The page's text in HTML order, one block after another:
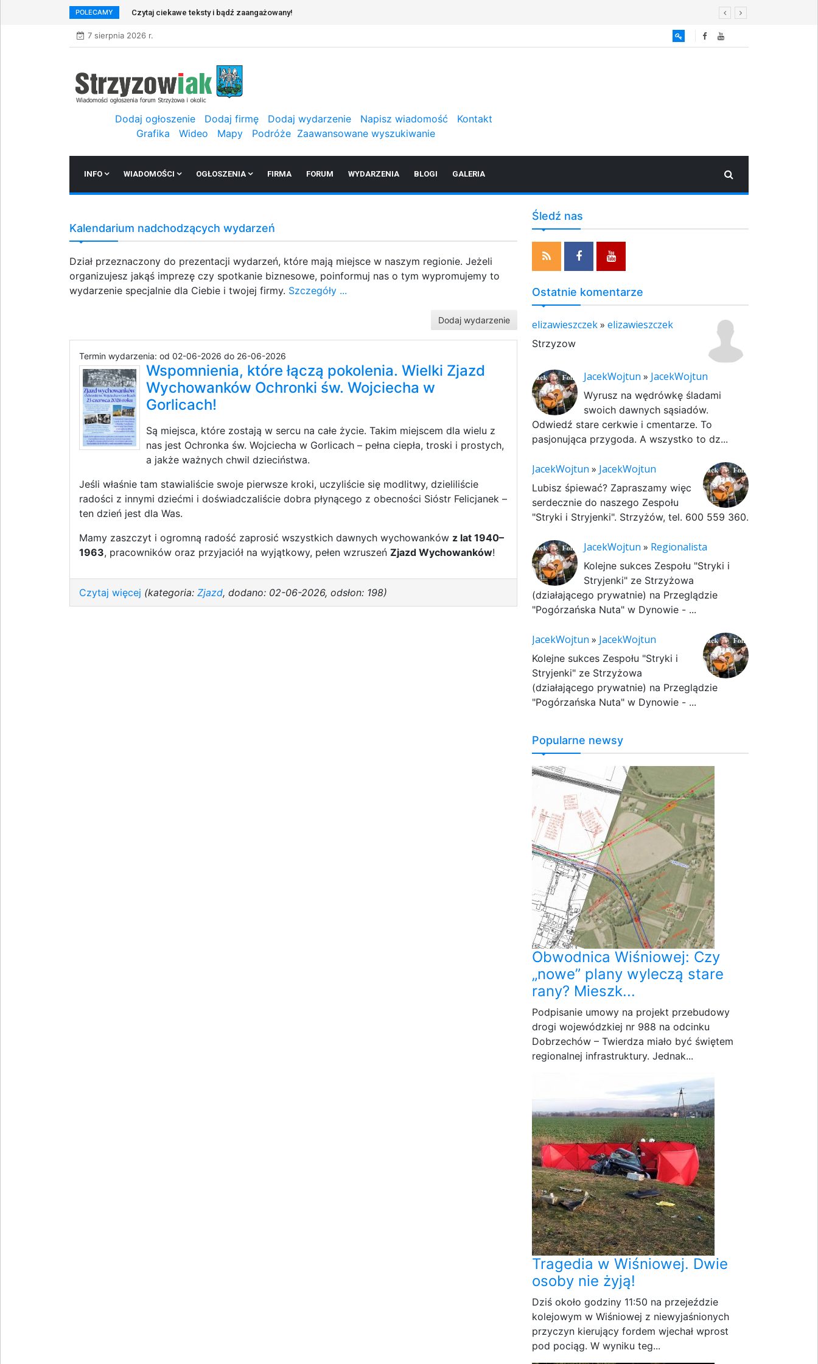
POLECAMY Czytaj ciekawe teksty i bądź zaangażowany!
7 sierpnia 2026 r.
Dodaj ogłoszenie Dodaj firmę Dodaj wydarzenie Napisz wiadomość
Kontakt
Grafika
Wideo Mapy Podróże Zaawansowane wyszukiwanie
INFO WIADOMOŚCI OGŁOSZENIA FIRMA FORUM WYDARZENIA BLOGI GALERIA
Kalendarium nadchodzących wydarzeń
Dział przeznaczony do prezentacji wydarzeń, które mają miejsce w naszym regionie. Jeżeli
organizujesz jakąś imprezę czy spotkanie biznesowe, poinformuj nas o tym wypromujemy to
wydarzenie specjalnie dla Ciebie i twojej firmy. Szczegóły ...
Dodaj wydarzenie
Termin wydarzenia: od 02-06-2026 do 26-06-2026
Wspomnienia, które łączą pokolenia. Wielki Zjazd
Wychowanków Ochronki św. Wojciecha w
Gorlicach!
Są miejsca, które zostają w sercu na całe życie. Takim miejscem dla wielu z
nas jest Ochronka św. Wojciecha w Gorlicach – pełna ciepła, troski i prostych,
a jakże ważnych chwil dzieciństwa.
Jeśli właśnie tam stawialiście swoje pierwsze kroki, uczyliście się modlitwy, dzieliliście
radości z innymi dziećmi i doświadczaliście dobra płynącego z obecności Sióstr Felicjanek –
ten dzień jest dla Was.
Mamy zaszczyt i ogromną radość zaprosić wszystkich dawnych wychowanków z lat 1940–
1963, pracowników oraz przyjaciół na wyjątkowy, pełen wzruszeń Zjazd Wychowanków!
Czytaj więcej (kategoria: Zjazd, dodano: 02-06-2026, odsłon: 198)
Śledź nas
Ostatnie komentarze
elizawieszczek» elizawieszczek
Strzyzow
JacekWojtun » JacekWojtun
Wyrusz na wędrówkę śladami
swoich dawnych sąsiadów.
Odwiedź stare cerkwie i cmentarze. To
pasjonująca przygoda. A wszystko to dz...
JacekWojtun » JacekWojtun
Lubisz śpiewać? Zapraszamy więc
serdecznie do naszego Zespołu
"Stryki i Stryjenki". Strzyżów, tel. 600 559 360.
JacekWojtun » Regionalista
Kolejne sukces Zespołu "Stryki i
Stryjenki" ze Strzyżowa
(działającego prywatnie) na Przeglądzie
"Pogórzańska Nuta" w Dynowie - ...
JacekWojtun » JacekWojtun
Kolejne sukces Zespołu "Stryki i
Stryjenki" ze Strzyżowa
(działającego prywatnie) na Przeglądzie
"Pogórzańska Nuta" w Dynowie - ...
Popularne newsy
Obwodnica Wiśniowej: Czy
„nowe” plany wyleczą stare
rany? Mieszk...
Podpisanie umowy na projekt przebudowy
drogi wojewódzkiej nr 988 na odcinku
Dobrzechów – Twierdza miało być świętem
regionalnej infrastruktury. Jednak...
Tragedia w Wiśniowej. Dwie
osoby nie żyją!
Dziś około godziny 11:50 na przejeździe
kolejowym w Wiśniowej z niewyjaśnionych
przyczyn kierujący fordem wjechał wprost
pod pociąg. W wyniku teg...